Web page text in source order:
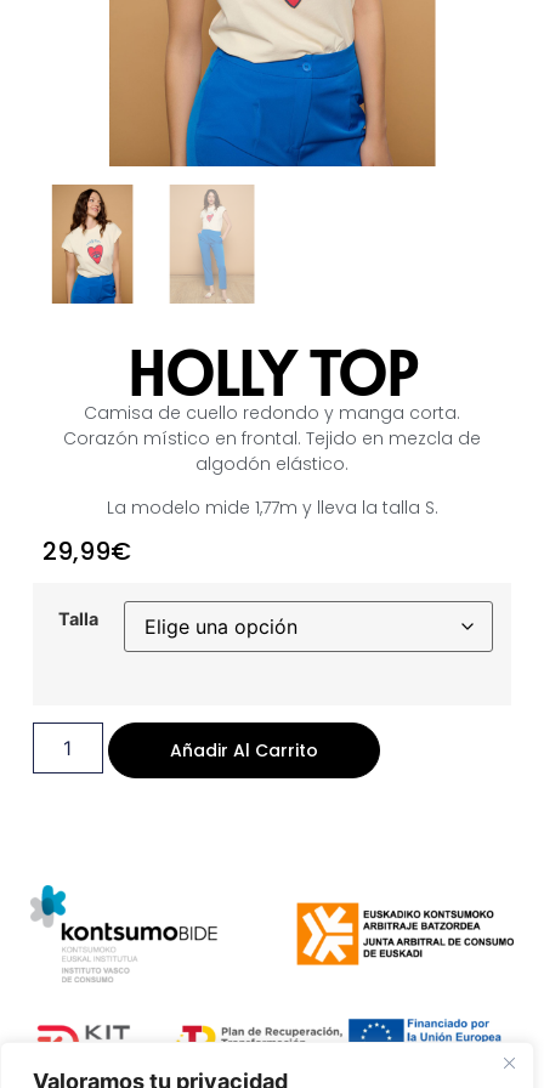
Valoramos tu privacidad
HOLLY TOP
Camisa de cuello redondo y manga corta.
Corazón místico en frontal. Tejido en mezcla de
algodón elástico.
La modelo mide 1,77m y lleva la talla S.
29,99€
Talla
Añadir Al Carrito